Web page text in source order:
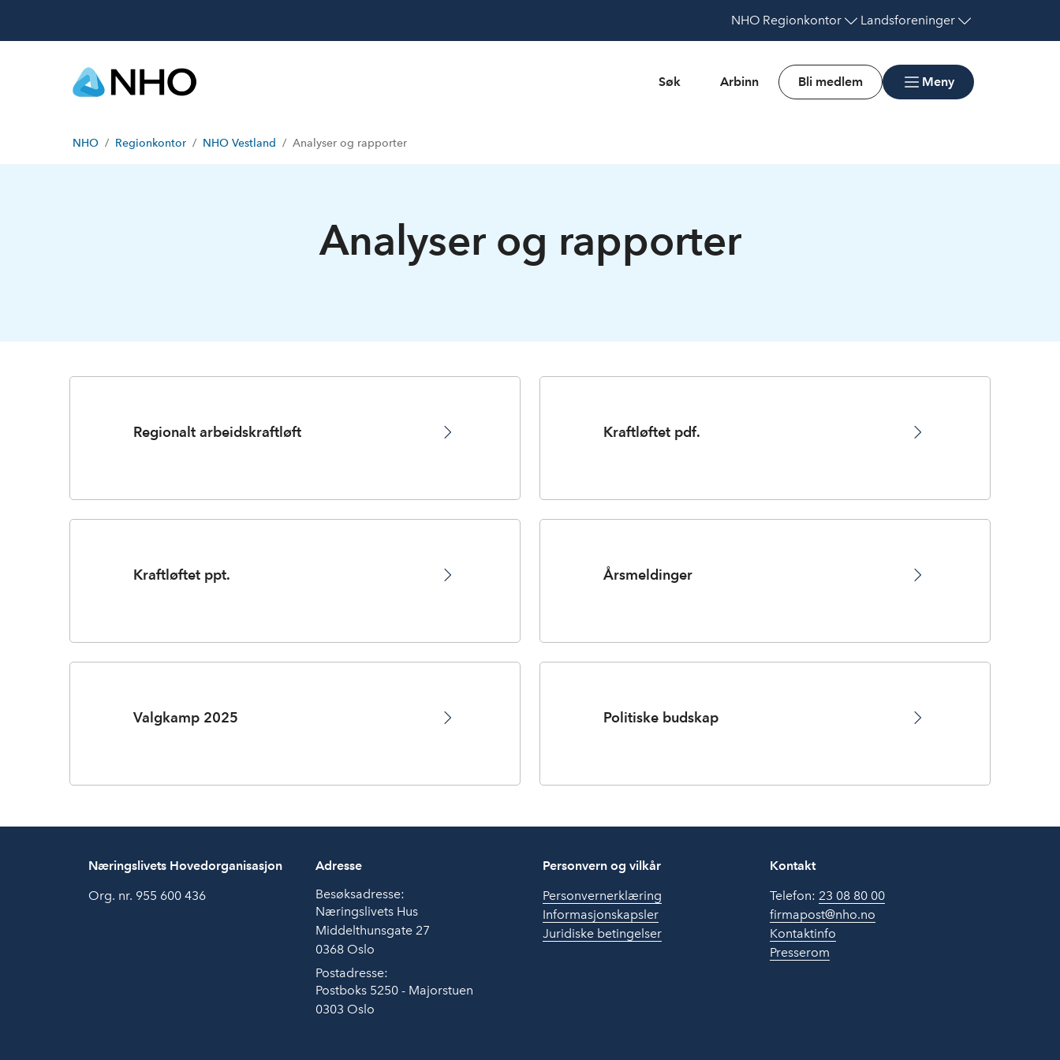
NHO Regionkontor Landsforeninger
Søk Arbinn Bli medlem Meny
NHO Regionkontor NHO Vestland Analyser og rapporter
Analyser og rapporter
Regionalt arbeidskraftløft Kraftløftet pdf.
Kraftløftet ppt. Årsmeldinger
Valgkamp 2025 Politiske budskap
Næringslivets Hovedorganisasjon
Org. nr. 955 600 436
Adresse
Besøksadresse:
Næringslivets Hus
Middelthunsgate 27
0368 Oslo
Postadresse:
Postboks 5250 - Majorstuen
0303 Oslo
Personvern og vilkår
Personvernerklæring
Informasjonskapsler
Juridiske betingelser
Kontakt
Telefon: 23 08 80 00
firmapost@nho.no
Kontaktinfo
Presserom